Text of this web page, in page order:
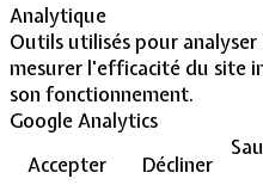
Analytique
Outils utilisés pour
mesurer l'efficacité du site
son fonctionnement.
Google Analytics
Accepter
Décliner